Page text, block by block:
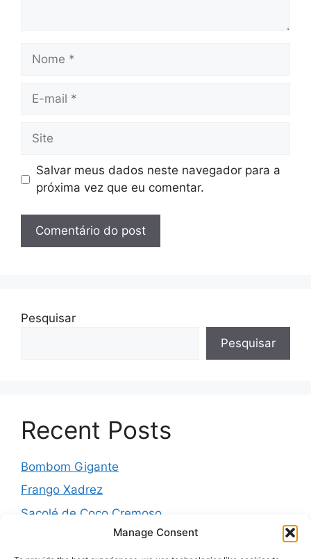
Manage Consent
Nome
Site
Salvar meus dados neste navegador para a
próxima vez que eu comentar.
Pesquisar
Pesquisar
Recent Posts
Bombom Gigante
Frango Xadrez
Sacolé de Coco Cremoso
Torta de cebola molhadinha